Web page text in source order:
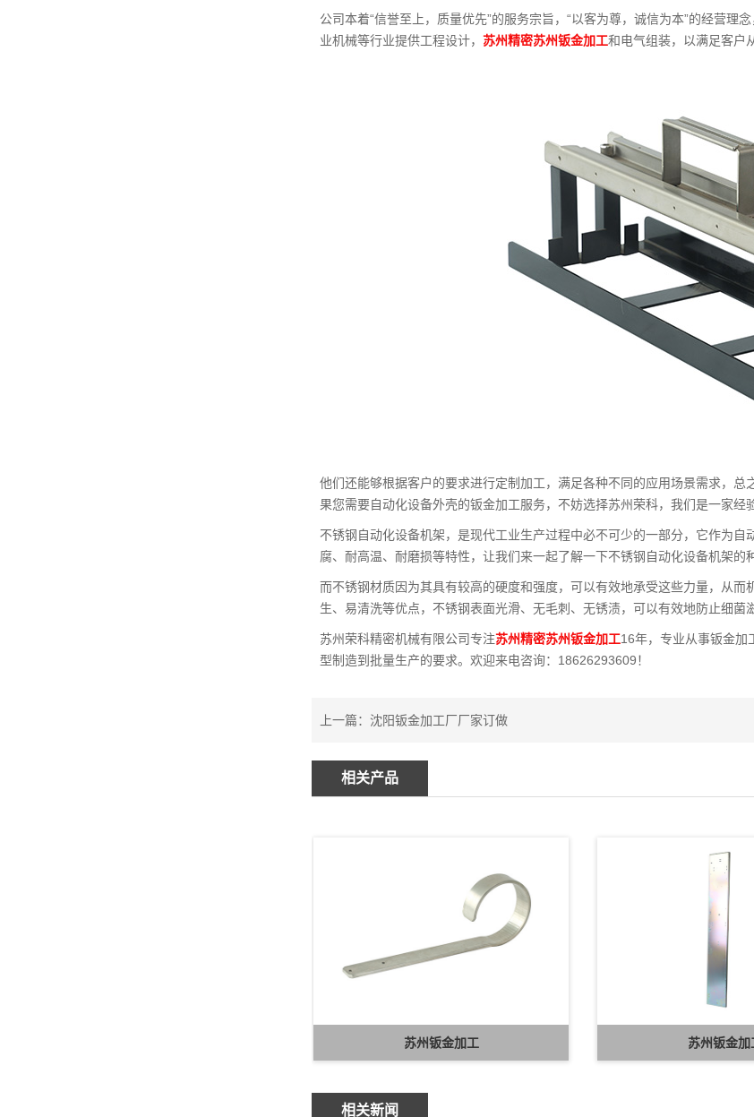
公司本着“信誉至上，质量优先”的服务宗旨，“以客为尊，诚信为本”的经营
业机械等行业提供工程设计，苏州精密苏州钣金加工和电气组装，以满足客户
他们还能够根据客户的要求进行定制加工，满足各种不同的应用场景需求，
果您需要自动化设备外壳的钣金加工服务，不妨选择苏州荣科，我们是一家经
不锈钢自动化设备机架，是现代工业生产过程中必不可少的一部分，它作为
腐、耐高温、耐磨损等特性，让我们来一起了解一下不锈钢自动化设备机架的
而不锈钢材质因为其具有较高的硬度和强度，可以有效地承受这些力量，从
生、易清洗等优点，不锈钢表面光滑、无毛刺、无锈渍，可以有效地防止细菌
苏州荣科精密机械有限公司专注苏州精密苏州钣金加工16年，专业从事钣金加
型制造到批量生产的要求。欢迎来电咨询：18626293609！
上一篇： 沈阳钣金加工厂厂家订做
相关产品
苏州钣金加工 苏州钣金加
相关新闻